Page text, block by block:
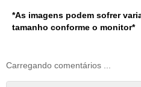
*As imagens podem sofrer
tamanho conforme o monitor*
Carregando comentários ...